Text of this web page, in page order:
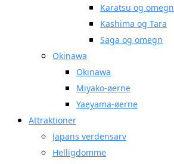
Karatsu og omegn
Kashima og Tara
Saga og omegn
Okinawa
Okinawa
Miyako-øerne
Yaeyama-øerne
Attraktioner
Japans verdensarv
Helligdomme